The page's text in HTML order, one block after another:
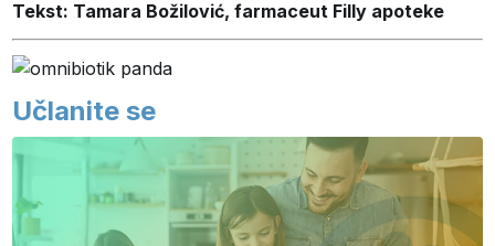
Tekst: Tamara Božilović, farmaceut Filly apoteke
Učlanite se